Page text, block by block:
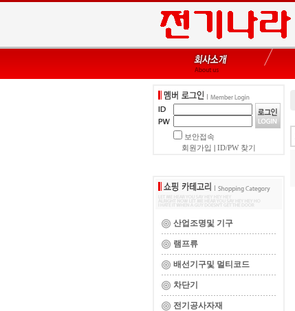
보안접속
회원가입
ID/PW 찾기
산업조명및 기구
램프류
배선기구및 멀티코드
차단기
전기공사자재